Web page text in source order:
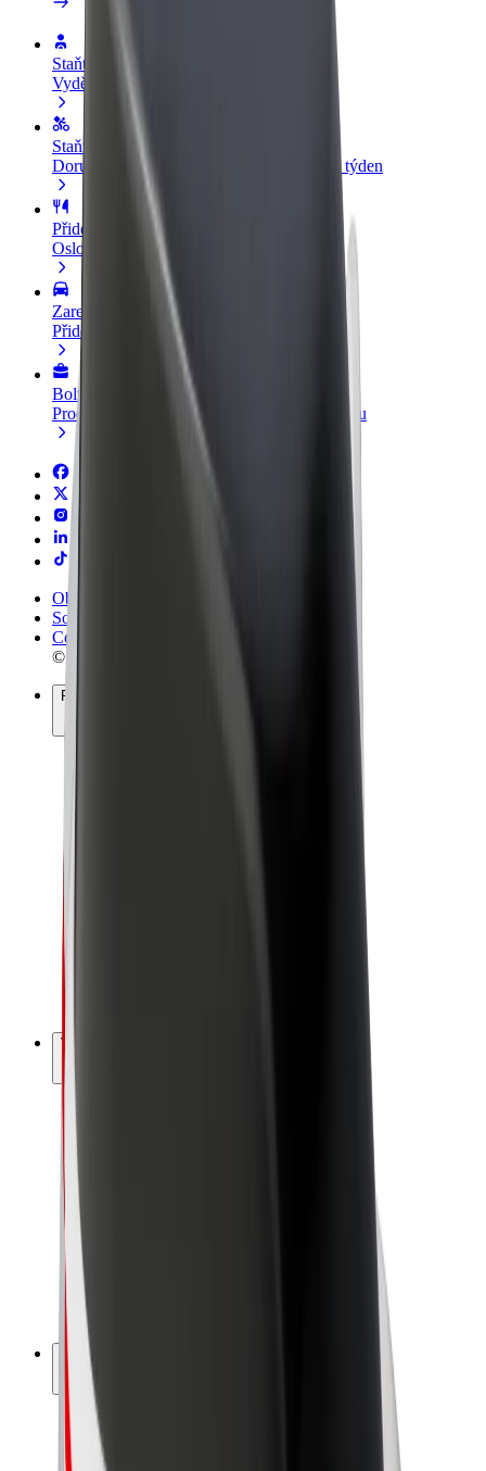
Staňte se řidičem
Vydělávejte podle sebe
Staňte se kurýrem
Doručujte jídlo a dostávejte výplatu každý týden
Přidejte restauraci nebo obchod
Oslovte více zákazníků a zvyšte si tržby
Zaregistrujte se jako flotilový partner
Přidejte svou flotilu k Boltu a zvyšte si tržby
Bolt for Business
Produkty a služby Boltu přesně pro vaši firmu
Obchodní podmínky
Soukromí
Cookies
© 2026 Bolt Technology OÜ
Produkty
Vydělávejte s Boltem
Společnost
Kariéra
O společnosti Bolt